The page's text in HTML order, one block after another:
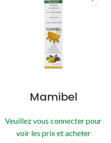
Mamibel
Veuillez vous connecter pour
voir les prix et acheter